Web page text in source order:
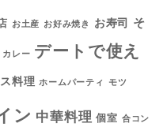
お土産 お好み焼き お寿司 そ
カレー デートで使え
料理 ホームパーティ モツ
ン 中華料理 個室 合コン